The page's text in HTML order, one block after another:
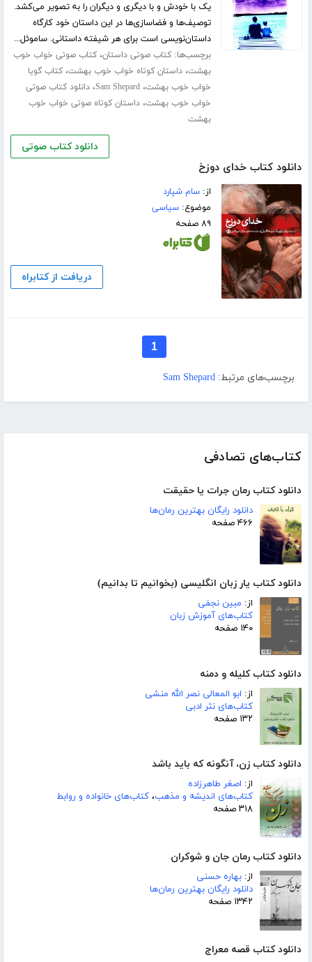
کتاب‌های تصادفی
دانلود کتاب رمان جرات یا حقیقت
دانلود رایگان بهترین رمان‌ها
۴۶۶ صفحه
دانلود کتاب یار زبان انگلیسی (بخوانیم تا بدانیم)
از: مبین نجفی
کتاب‌های آموزش زبان
۱۴۰ صفحه
دانلود کتاب کلیله و دمنه
از: ابو المعالی نصر الله منشی
کتاب‌های نثر ادبی
۱۳۲ صفحه
دانلود کتاب زن، آنگونه که باید باشد
از: اصغر طاهرزاده
کتاب‌های اندیشه و مذهب، کتاب‌های خانواده و روابط
۳۱۸ صفحه
دانلود کتاب رمان جان و شوکران
از: بهاره حسنی
دانلود رایگان بهترین رمان‌ها
۱۳۴۲ صفحه
دانلود کتاب قصه معراج
یک با خودش و با دیگری و دیگران را به تصویر می‌کشد.
توصیف‌ها و فضاسازی‌ها در این داستان خود کارگاه
داستان‌نویسی است برای هر شیفته داستانی. ساموئل...
برچسب‌ها:کتاب صوتی داستان،کتاب صوتی خواب خوب
بهشت،داستان کوتاه خواب خوب بهشت،کتاب گویا
خواب خوب بهشت،Sam Shepard،دانلود کتاب صوتی
خواب خوب بهشت،داستان کوتاه صوتی خواب خوب
بهشت
دانلود کتاب صوتی
دانلود کتاب خدای دوزخ
از:سام شپارد
موضوع:سیاسی
۸۹ صفحه
دریافت از کتابراه
1
برچسب‌های مرتبط: Sam Shepard